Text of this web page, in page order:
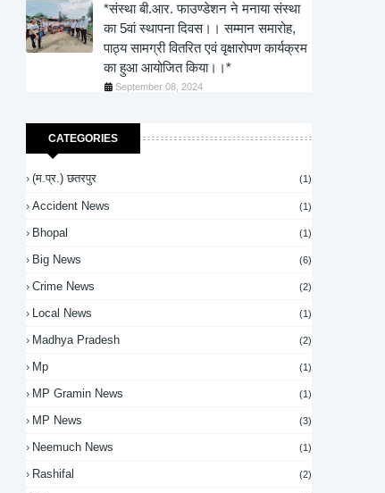
*संस्था बी.आर. फाउण्डेशन ने मनाया संस्था
का 5वां स्थापना दिवस।। सम्मान समारोह,
पाठ्य सामग्री वितरित एवं वृक्षारोपण कार्यक्रम
का हुआ आयोजित किया।।*
September 08, 2024
CATEGORIES
(म.प्र.) छतरपुर (1)
Accident News (1)
Bhopal (1)
Big News (6)
Crime News (2)
Local News (1)
Madhya Pradesh (2)
Mp (1)
MP Gramin News (1)
MP News (3)
Neemuch News (1)
Rashifal (2)